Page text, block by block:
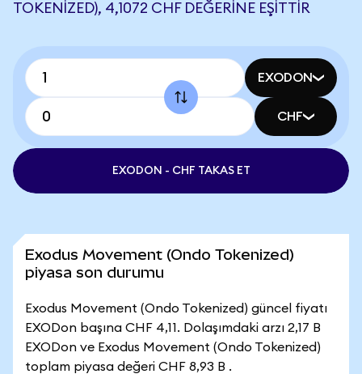
TOKENIZED), 4,1072 CHF DEĞERINE EŞITTIR
EXODON
CHF
EXODON - CHF TAKAS ET
Exodus Movement (Ondo Tokenized)
piyasa son durumu
Exodus Movement (Ondo Tokenized) güncel fiyatı
EXODon başına CHF 4,11. Dolaşımdaki arzı 2,17 B
EXODon ve Exodus Movement (Ondo Tokenized)
toplam piyasa değeri CHF 8,93 B .